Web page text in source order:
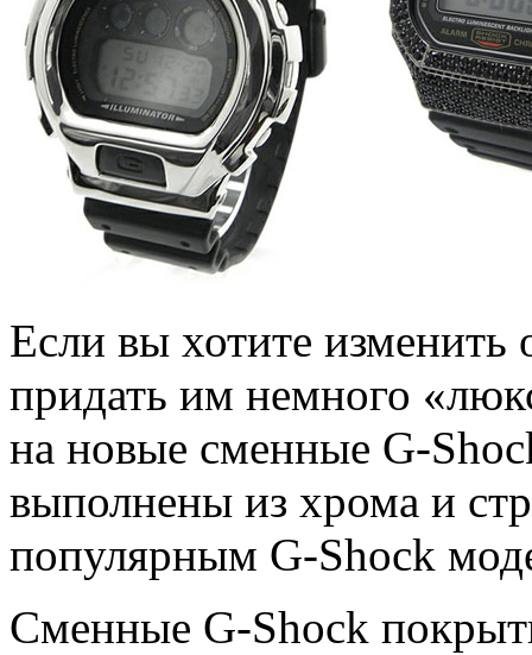
Если вы хотите изменить
придать им немного
на новые сменные G-
выполнены из хрома и
популярным G-Shock
Сменные G-Shock